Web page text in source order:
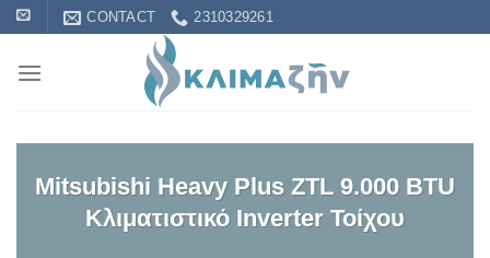
Skip
to
content
CONTACT 2310329261
Mitsubishi Heavy Plus ZTL 9.000 BTU
Κλιματιστικό Inverter Τοίχου